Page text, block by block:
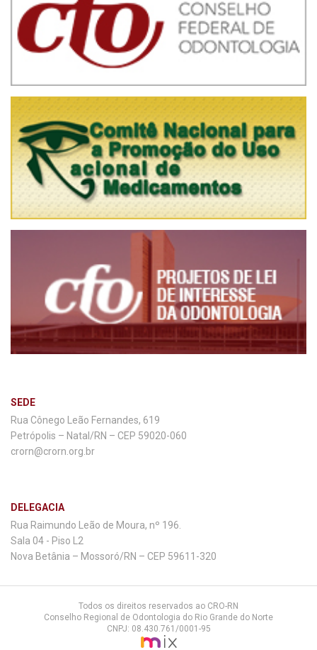
SEDE
Rua Cônego Leão Fernandes, 619
Petrópolis – Natal/RN – CEP 59020-060
crorn@crorn.org.br
DELEGACIA
Rua Raimundo Leão de Moura, nº 196.
Sala 04 - Piso L2
Nova Betânia – Mossoró/RN – CEP 59611-320
Todos os direitos reservados ao CRO-RN
Conselho Regional de Odontologia do Rio Grande do Norte
CNPJ: 08.430.761/0001-95